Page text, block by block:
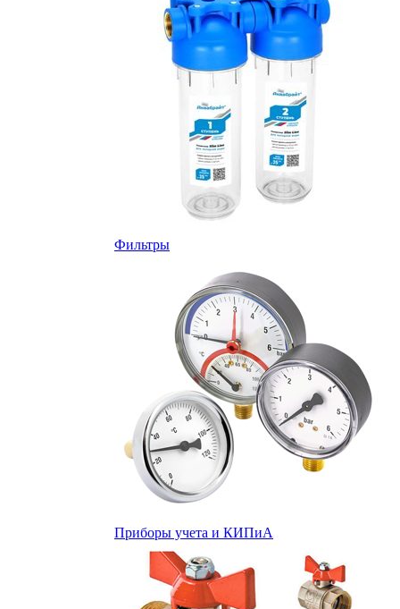
Фильтры
Приборы учета и КИПиА